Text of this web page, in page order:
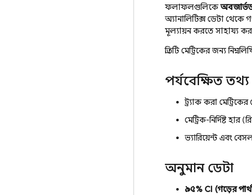
ফলাফলগুলিকে
অ্যানালিটিক্স ডেটা
মূল্যায়ন করতে সাহায্য
প্রতিটি মেট্রিকের জন্য
পর্যবেক্ষিত তথ্য
ট্র্যাক করা
মেট্রিক-নির্দিষ্ট
ভ্যারিয়েন্ট এবং
অনুমান ডেটা
৯৫% CI (গড়ের